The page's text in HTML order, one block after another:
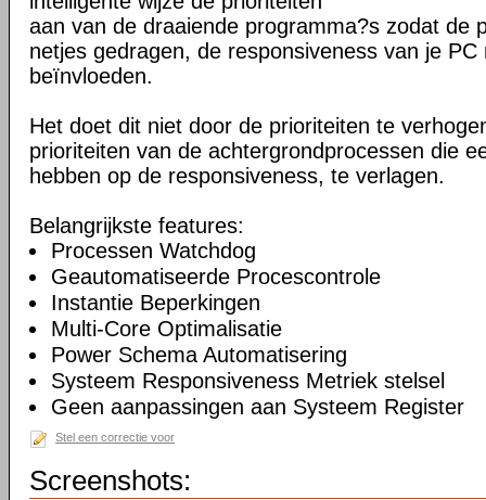
aan van de draaiende programma?s zodat de
netjes gedragen, de responsiveness van je PC
beïnvloeden.
Het doet dit niet door de prioriteiten te
prioriteiten van de achtergrondprocessen die
hebben op de responsiveness, te verlagen.
Belangrijkste features:
Processen Watchdog
Geautomatiseerde Procescontrole
Instantie Beperkingen
Multi-Core Optimalisatie
Power Schema Automatisering
Systeem Responsiveness Metriek stelsel
Geen aanpassingen aan Systeem Register
Stel een correctie voor
Screenshots: